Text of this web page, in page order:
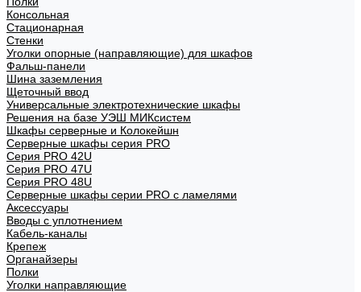
Консольная
Стационарная
Стенки
Уголки опорные (направляющие) для шкафов
Фальш-панели
Шина заземления
Щеточный ввод
Универсальные электротехнические шкафы
Решения на базе УЭШ МИКсистем
Шкафы серверные и Колокейшн
Серверные шкафы серия PRO
Серия PRO 42U
Серия PRO 47U
Серия PRO 48U
Серверные шкафы серии PRO с ламелями
Аксессуары
Вводы с уплотнением
Кабель-каналы
Крепеж
Органайзеры
Полки
Уголки направляющие